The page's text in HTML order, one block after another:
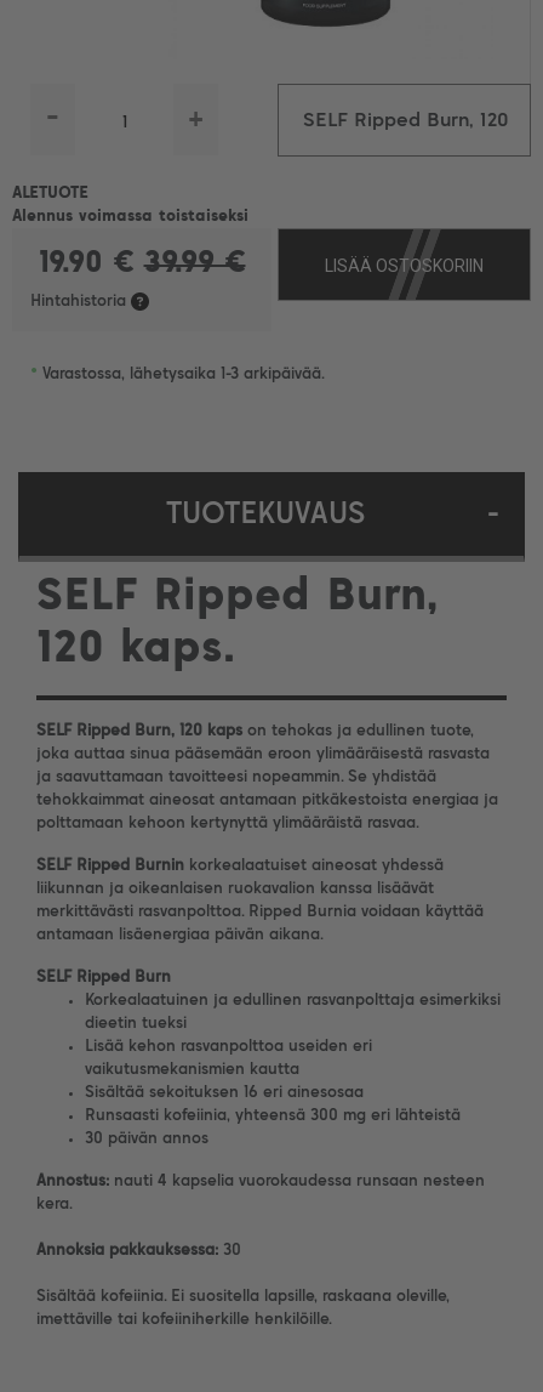
- + SELF Ripped Burn, 120
ALETUOTE
Alennus voimassa toistaiseksi
19.90 € 39.99 €
Hintahistoria
LISÄÄ OSTOSKORIIN
• Varastossa, lähetysaika 1-3 arkipäivää.
TUOTEKUVAUS -
SELF Ripped Burn,
120 kaps.
SELF Ripped Burn, 120 kaps on tehokas ja edullinen tuote,
joka auttaa sinua pääsemään eroon ylimääräisestä rasvasta
ja saavuttamaan tavoitteesi nopeammin. Se yhdistää
tehokkaimmat aineosat antamaan pitkäkestoista energiaa ja
polttamaan kehoon kertynyttä ylimääräistä rasvaa.
SELF Ripped Burnin korkealaatuiset aineosat yhdessä
liikunnan ja oikeanlaisen ruokavalion kanssa lisäävät
merkittävästi rasvanpolttoa. Ripped Burnia voidaan käyttää
antamaan lisäenergiaa päivän aikana.
SELF Ripped Burn
Korkealaatuinen ja edullinen rasvanpolttaja esimerkiksi
dieetin tueksi
Lisää kehon rasvanpolttoa useiden eri
vaikutusmekanismien kautta
Sisältää sekoituksen 16 eri ainesosaa
Runsaasti kofeiinia, yhteensä 300 mg eri lähteistä
30 päivän annos
Annostus: nauti 4 kapselia vuorokaudessa runsaan nesteen
kera.
Annoksia pakkauksessa: 30
Sisältää kofeiinia. Ei suositella lapsille, raskaana oleville,
imettäville tai kofeiiniherkille henkilöille.